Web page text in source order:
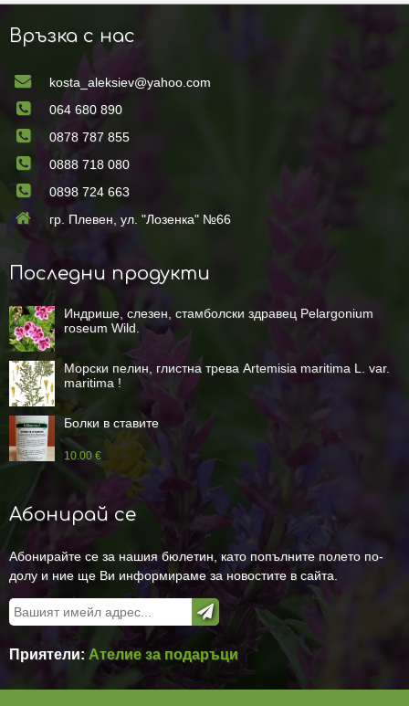
Връзка с нас
kosta_aleksiev@yahoo.com
064 680 890
0878 787 855
0888 718 080
0898 724 663
гр. Плевен, ул. "Лозенка" №66
Последни продукти
Индрише, слезен, стамболски здравец Pelargonium
roseum Wild.
Морски пелин, глистна трева Artemisia maritima L. var.
maritima !
Болки в ставите
10.00 €
Абонирай се
Абонирайте се за нашия бюлетин, като попълните полето по-
долу и ние ще Ви информираме за новостите в сайта.
Приятели: Ателие за подаръци